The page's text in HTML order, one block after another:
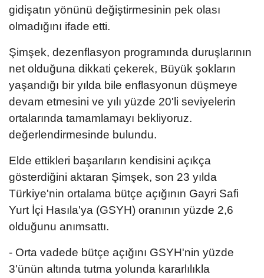
gidişatın yönünü değiştirmesinin pek olası
olmadığını ifade etti.
Şimşek, dezenflasyon programında duruşlarının
net olduğuna dikkati çekerek, Büyük şokların
yaşandığı bir yılda bile enflasyonun düşmeye
devam etmesini ve yılı yüzde 20'li seviyelerin
ortalarında tamamlamayı bekliyoruz.
değerlendirmesinde bulundu.
Elde ettikleri başarıların kendisini açıkça
gösterdiğini aktaran Şimşek, son 23 yılda
Türkiye'nin ortalama bütçe açığının Gayri Safi
Yurt İçi Hasıla'ya (GSYH) oranının yüzde 2,6
olduğunu anımsattı.
- Orta vadede bütçe açığını GSYH'nin yüzde
3'ünün altında tutma yolunda kararlılıkla